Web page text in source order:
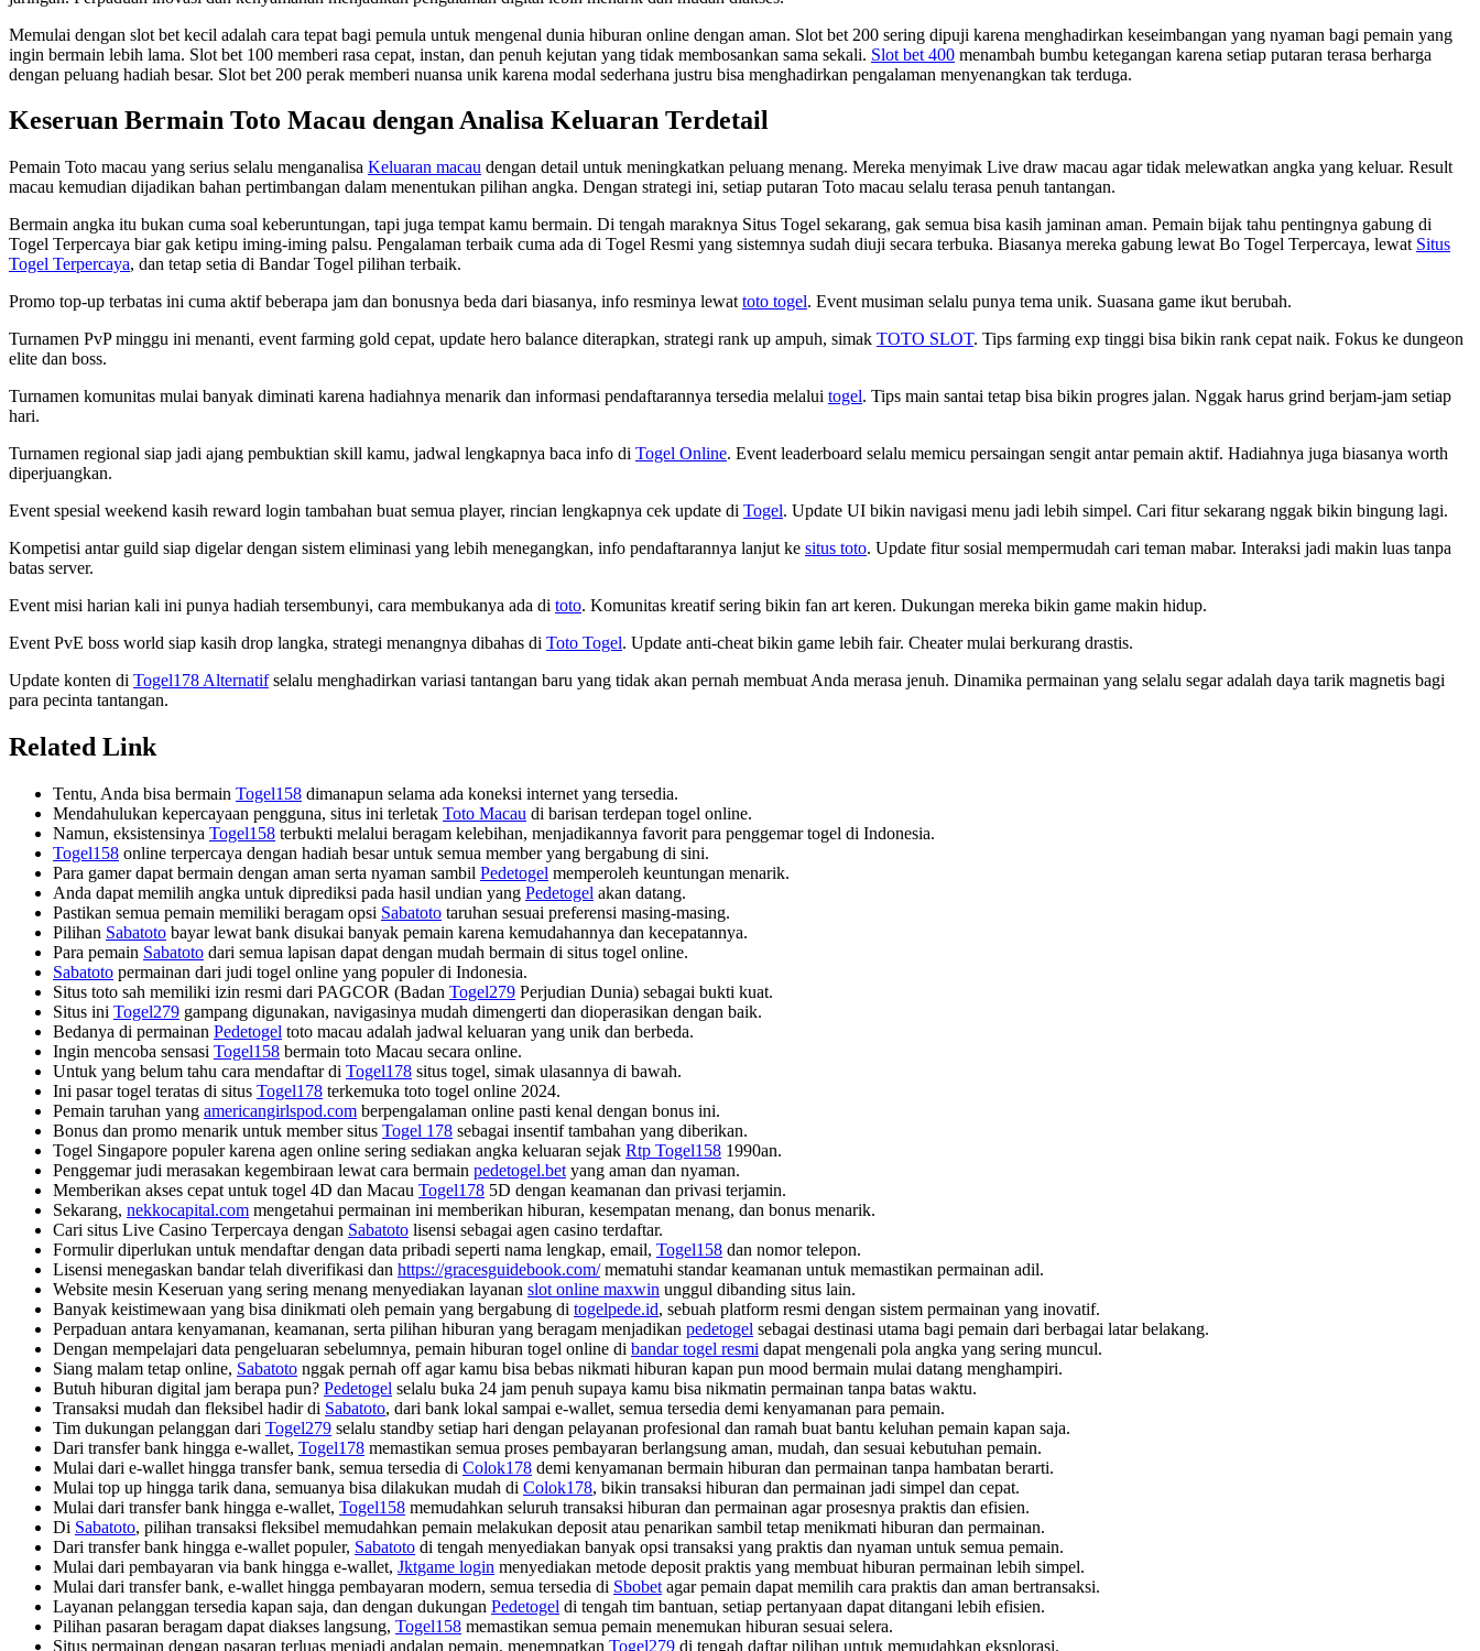
Memulai dengan slot bet kecil adalah cara tepat bagi pemula untuk mengenal dunia hiburan online dengan aman. Slot bet 200 sering dipuji karena menghadirkan keseimbangan yang nyaman bagi pemain yang
ingin bermain lebih lama. Slot bet 100 memberi rasa cepat, instan, dan penuh kejutan yang tidak membosankan sama sekali. Slot bet 400 menambah bumbu ketegangan karena setiap putaran terasa berharga
dengan peluang hadiah besar. Slot bet 200 perak memberi nuansa unik karena modal sederhana justru bisa menghadirkan pengalaman menyenangkan tak terduga.
Keseruan Bermain Toto Macau dengan Analisa Keluaran Terdetail
Pemain Toto macau yang serius selalu menganalisa Keluaran macau dengan detail untuk meningkatkan peluang menang. Mereka menyimak Live draw macau agar tidak melewatkan angka yang keluar. Result
macau kemudian dijadikan bahan pertimbangan dalam menentukan pilihan angka. Dengan strategi ini, setiap putaran Toto macau selalu terasa penuh tantangan.
Bermain angka itu bukan cuma soal keberuntungan, tapi juga tempat kamu bermain. Di tengah maraknya Situs Togel sekarang, gak semua bisa kasih jaminan aman. Pemain bijak tahu pentingnya gabung di
Togel Terpercaya biar gak ketipu iming-iming palsu. Pengalaman terbaik cuma ada di Togel Resmi yang sistemnya sudah diuji secara terbuka. Biasanya mereka gabung lewat Bo Togel Terpercaya, lewat Situs
Togel Terpercaya, dan tetap setia di Bandar Togel pilihan terbaik.
Promo top-up terbatas ini cuma aktif beberapa jam dan bonusnya beda dari biasanya, info resminya lewat toto togel. Event musiman selalu punya tema unik. Suasana game ikut berubah.
Turnamen PvP minggu ini menanti, event farming gold cepat, update hero balance diterapkan, strategi rank up ampuh, simak TOTO SLOT. Tips farming exp tinggi bisa bikin rank cepat naik. Fokus ke dungeon
elite dan boss.
Turnamen komunitas mulai banyak diminati karena hadiahnya menarik dan informasi pendaftarannya tersedia melalui togel. Tips main santai tetap bisa bikin progres jalan. Nggak harus grind berjam-jam setiap
hari.
Turnamen regional siap jadi ajang pembuktian skill kamu, jadwal lengkapnya baca info di Togel Online. Event leaderboard selalu memicu persaingan sengit antar pemain aktif. Hadiahnya juga biasanya worth
diperjuangkan.
Event spesial weekend kasih reward login tambahan buat semua player, rincian lengkapnya cek update di Togel. Update UI bikin navigasi menu jadi lebih simpel. Cari fitur sekarang nggak bikin bingung lagi.
Kompetisi antar guild siap digelar dengan sistem eliminasi yang lebih menegangkan, info pendaftarannya lanjut ke situs toto. Update fitur sosial mempermudah cari teman mabar. Interaksi jadi makin luas tanpa
batas server.
Event misi harian kali ini punya hadiah tersembunyi, cara membukanya ada di toto. Komunitas kreatif sering bikin fan art keren. Dukungan mereka bikin game makin hidup.
Event PvE boss world siap kasih drop langka, strategi menangnya dibahas di Toto Togel. Update anti-cheat bikin game lebih fair. Cheater mulai berkurang drastis.
Update konten di Togel178 Alternatifselalu menghadirkan variasi tantangan baru yang tidak akan pernah membuat Anda merasa jenuh. Dinamika permainan yang selalu segar adalah daya tarik magnetis bagi
para pecinta tantangan.
Related Link
Tentu, Anda bisa bermain Togel158 dimanapun selama ada koneksi internet yang tersedia.
Mendahulukan kepercayaan pengguna, situs ini terletak Toto Macau di barisan terdepan togel online.
Namun, eksistensinya Togel158 terbukti melalui beragam kelebihan, menjadikannya favorit para penggemar togel di Indonesia.
Togel158 online terpercaya dengan hadiah besar untuk semua member yang bergabung di sini.
Para gamer dapat bermain dengan aman serta nyaman sambil Pedetogel memperoleh keuntungan menarik.
Anda dapat memilih angka untuk diprediksi pada hasil undian yang Pedetogel akan datang.
Pastikan semua pemain memiliki beragam opsi Sabatoto taruhan sesuai preferensi masing-masing.
Pilihan Sabatoto bayar lewat bank disukai banyak pemain karena kemudahannya dan kecepatannya.
Para pemain Sabatoto dari semua lapisan dapat dengan mudah bermain di situs togel online.
Sabatoto permainan dari judi togel online yang populer di Indonesia.
Situs toto sah memiliki izin resmi dari PAGCOR (Badan Togel279 Perjudian Dunia) sebagai bukti kuat.
Situs ini Togel279 gampang digunakan, navigasinya mudah dimengerti dan dioperasikan dengan baik.
Bedanya di permainan Pedetogel toto macau adalah jadwal keluaran yang unik dan berbeda.
Ingin mencoba sensasi Togel158 bermain toto Macau secara online.
Untuk yang belum tahu cara mendaftar di Togel178 situs togel, simak ulasannya di bawah.
Ini pasar togel teratas di situs Togel178 terkemuka toto togel online 2024.
Pemain taruhan yang americangirlspod.com berpengalaman online pasti kenal dengan bonus ini.
Bonus dan promo menarik untuk member situs Togel 178 sebagai insentif tambahan yang diberikan.
Togel Singapore populer karena agen online sering sediakan angka keluaran sejak Rtp Togel158 1990an.
Penggemar judi merasakan kegembiraan lewat cara bermain pedetogel.bet yang aman dan nyaman.
Memberikan akses cepat untuk togel 4D dan Macau Togel178 5D dengan keamanan dan privasi terjamin.
Sekarang, nekkocapital.com mengetahui permainan ini memberikan hiburan, kesempatan menang, dan bonus menarik.
Cari situs Live Casino Terpercaya dengan Sabatoto lisensi sebagai agen casino terdaftar.
Formulir diperlukan untuk mendaftar dengan data pribadi seperti nama lengkap, email, Togel158 dan nomor telepon.
Lisensi menegaskan bandar telah diverifikasi dan https://gracesguidebook.com/mematuhi standar keamanan untuk memastikan permainan adil.
Website mesin Keseruan yang sering menang menyediakan layanan slot online maxwin unggul dibanding situs lain.
Banyak keistimewaan yang bisa dinikmati oleh pemain yang bergabung di togelpede.id, sebuah platform resmi dengan sistem permainan yang inovatif.
Perpaduan antara kenyamanan, keamanan, serta pilihan hiburan yang beragam menjadikan pedetogel sebagai destinasi utama bagi pemain dari berbagai latar belakang.
Dengan mempelajari data pengeluaran sebelumnya, pemain hiburan togel online di bandar togel resmi dapat mengenali pola angka yang sering muncul.
Siang malam tetap online, Sabatoto nggak pernah off agar kamu bisa bebas nikmati hiburan kapan pun mood bermain mulai datang menghampiri.
Butuh hiburan digital jam berapa pun? Pedetogel selalu buka 24 jam penuh supaya kamu bisa nikmatin permainan tanpa batas waktu.
Transaksi mudah dan fleksibel hadir di Sabatoto, dari bank lokal sampai e-wallet, semua tersedia demi kenyamanan para pemain.
Tim dukungan pelanggan dari Togel279 selalu standby setiap hari dengan pelayanan profesional dan ramah buat bantu keluhan pemain kapan saja.
Dari transfer bank hingga e-wallet, Togel178 memastikan semua proses pembayaran berlangsung aman, mudah, dan sesuai kebutuhan pemain.
Mulai dari e-wallet hingga transfer bank, semua tersedia di Colok178 demi kenyamanan bermain hiburan dan permainan tanpa hambatan berarti.
Mulai top up hingga tarik dana, semuanya bisa dilakukan mudah di Colok178, bikin transaksi hiburan dan permainan jadi simpel dan cepat.
Mulai dari transfer bank hingga e-wallet, Togel158 memudahkan seluruh transaksi hiburan dan permainan agar prosesnya praktis dan efisien.
Di Sabatoto, pilihan transaksi fleksibel memudahkan pemain melakukan deposit atau penarikan sambil tetap menikmati hiburan dan permainan.
Dari transfer bank hingga e-wallet populer, Sabatoto di tengah menyediakan banyak opsi transaksi yang praktis dan nyaman untuk semua pemain.
Mulai dari pembayaran via bank hingga e-wallet, Jktgame login menyediakan metode deposit praktis yang membuat hiburan permainan lebih simpel.
Mulai dari transfer bank, e-wallet hingga pembayaran modern, semua tersedia di Sbobet agar pemain dapat memilih cara praktis dan aman bertransaksi.
Layanan pelanggan tersedia kapan saja, dan dengan dukungan Pedetogel di tengah tim bantuan, setiap pertanyaan dapat ditangani lebih efisien.
Pilihan pasaran beragam dapat diakses langsung, Togel158 memastikan semua pemain menemukan hiburan sesuai selera.
Situs permainan dengan pasaran terluas menjadi andalan pemain, menempatkan Togel279 di tengah daftar pilihan untuk memudahkan eksplorasi.